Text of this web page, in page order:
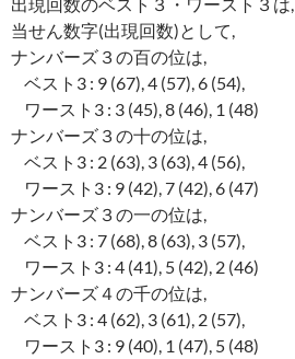
当せん数字(出現回数)として,
ナンバーズ３の百の位は,
ベスト3 : 9 (67), 4 (57), 6 (54),
ワースト3 : 3 (45), 8 (46), 1 (48)
ナンバーズ３の十の位は,
ベスト3 : 2 (63), 3 (63), 4 (56),
ワースト3 : 9 (42), 7 (42), 6 (47)
ナンバーズ３の一の位は,
ベスト3 : 7 (68), 8 (63), 3 (57),
ワースト3 : 4 (41), 5 (42), 2 (46)
ナンバーズ４の千の位は,
ベスト3 : 4 (62), 3 (61), 2 (57),
ワースト3 : 9 (40), 1 (47), 5 (48)